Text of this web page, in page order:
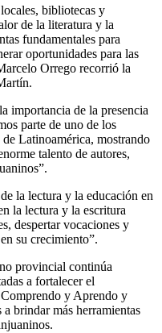
bibliotecas y
de la literatura y la
fundamentales para
oportunidades para las
Orrego recorrió la
importancia de la presencia
parte de uno de los
Latinoamérica, mostrando
talento de autores,
la lectura y la educación en
la lectura y la escritura
despertar vocaciones y
su crecimiento”.
provincial continúa
a fortalecer el
y Aprendo y
brindar más herramientas